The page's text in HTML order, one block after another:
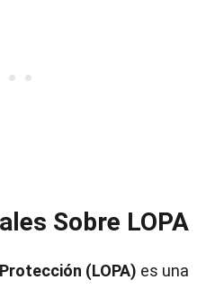
Sobre LOPA
(LOPA) es una